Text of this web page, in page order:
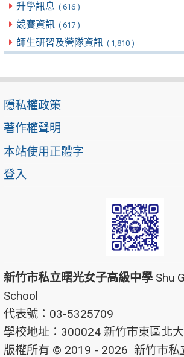
升學訊息 ( 616 )
競賽資訊 ( 617 )
師生研習及營隊資訊 ( 1,810 )
隱私權政策
著作權聲明
本站使用正體字
登入
新竹市私立曙光女子高級中學 Shu
School
代表號：03-5325709
學校地址：300024 新竹市東區北
版權所有 © 2019 - 2026 新竹市私